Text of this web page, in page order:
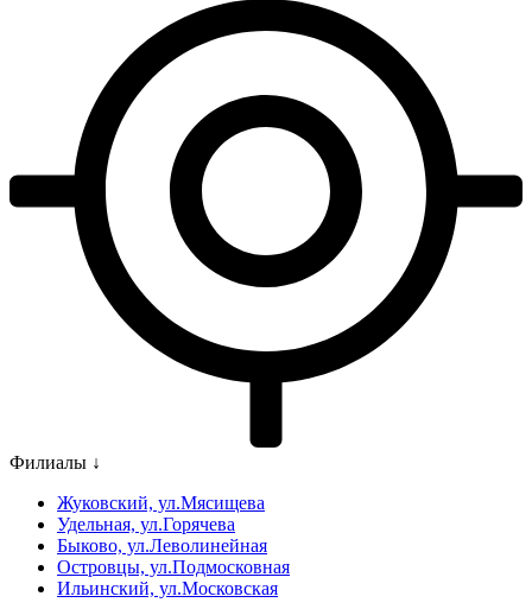
Филиалы ↓
Жуковский, ул.Мясищева
Удельная, ул.Горячева
Быково, ул.Леволинейная
Островцы, ул.Подмосковная
Ильинский, ул.Московская